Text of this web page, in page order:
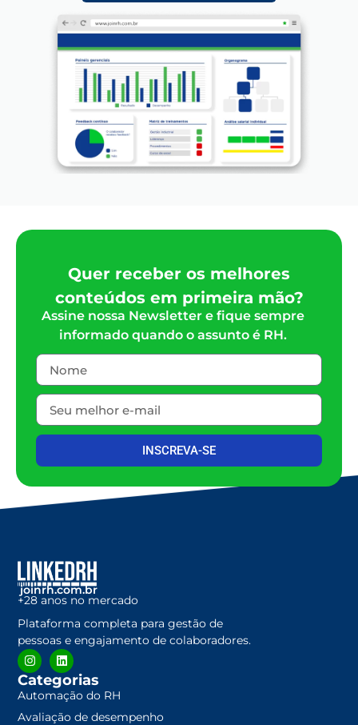
Quer receber os melhores
conteúdos em primeira mão?
Assine nossa Newsletter e fique sempre
informado quando o assunto é RH.
INSCREVA-SE
joinrh.com.br
+28 anos no mercado
Plataforma completa para gestão de
pessoas e engajamento de colaboradores.
Categorias
Automação do RH
Avaliação de desempenho